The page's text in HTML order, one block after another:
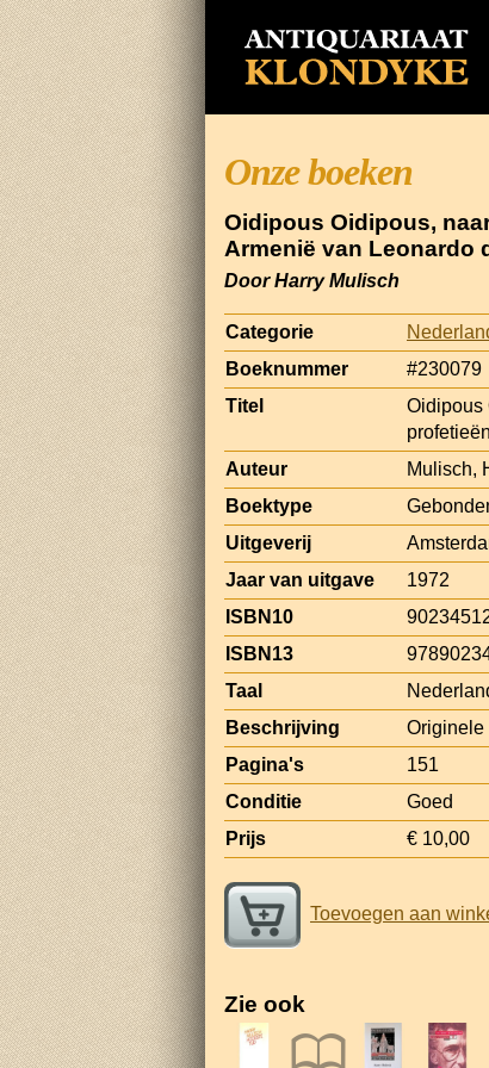
Onze boeken
Oidipous Oidipous,
Armenië van Leonardo
Door Harry Mulisch
Categorie
Boeknummer
#230079
Titel
Oidipous
Auteur
Mulisch,
Boektype
Uitgeverij
Jaar van uitgave
1972
ISBN10
ISBN13
Taal
Beschrijving
Originele
Pagina's
151
Conditie
Goed
Prijs
€ 10,00
Toevoegen aan
Zie ook